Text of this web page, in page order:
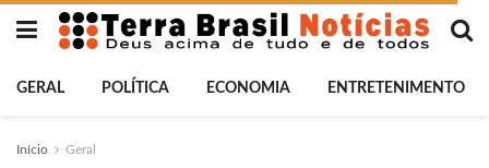
GERAL POLÍTICA ECONOMIA ENTRETENIMENTO
Início Geral